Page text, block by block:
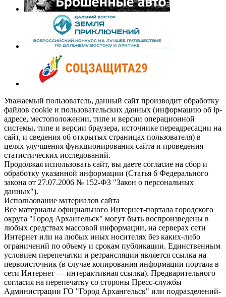
Уважаемый пользователь, данный сайт производит обработку
файлов cookie и пользовательских данных (информацию об ip-
адресе, местоположении, типе и версии операционной
системы, типе и версии браузера, источнике переадресации на
сайт, и сведения об открытых страницах пользователя) в
целях улучшения функционирования сайта и проведения
статистических исследований.
Продолжая использовать сайт, вы даете согласие на сбор и
обработку указанной информации (Статья 6 Федерального
закона от 27.07.2006 № 152-ФЗ "Закон о персональных
данных").
Использование материалов сайта
Все материалы официального Интернет-портала городского
округа "Город Архангельск" могут быть воспроизведены в
любых средствах массовой информации, на серверах сети
Интернет или на любых иных носителях без каких-либо
ограничений по объему и срокам публикации. Единственным
условием перепечатки и ретрансляции является ссылка на
первоисточник (в случае копирования информации портала в
сети Интернет — интерактивная ссылка). Предварительного
согласия на перепечатку со стороны Пресс-службы
Администрации ГО "Город Архангельск" или подразделений-